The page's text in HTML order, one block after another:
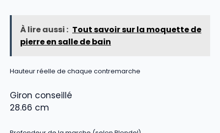
À lire aussi : Tout savoir sur la moquette de
pierre en salle de bain
Hauteur réelle de chaque contremarche
Giron conseillé
28.66 cm